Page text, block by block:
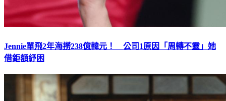
Jennie單飛2年海撈238億韓元！ 公司1原因「周轉不靈」她
借鉅額紓困